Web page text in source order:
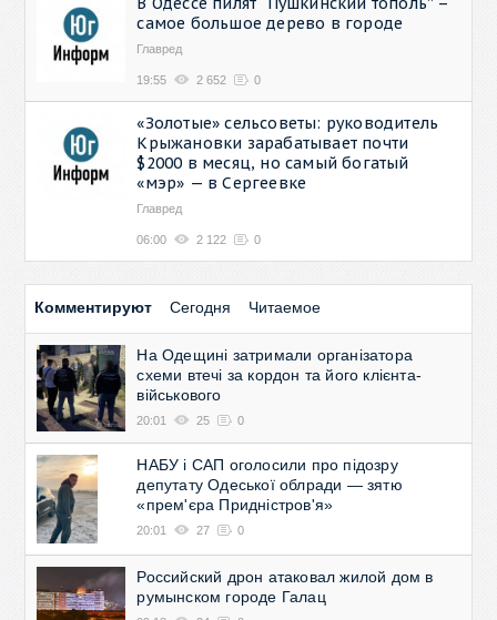
самое большое дерево в городе
Главред
19:55 2 652 0
«Золотые» сельсоветы: руководитель
Крыжановки зарабатывает почти
$2000 в месяц, но самый богатый
«мэр» — в Сергеевке
Главред
06:00 2 122 0
Комментируют Сегодня Читаемое
На Одещині затримали організатора
схеми втечі за кордон та його клієнта-
військового
20:01 25 0
НАБУ і САП оголосили про підозру
депутату Одеської облради — зятю
«прем'єра Придністров'я»
20:01 27 0
Российский дрон атаковал жилой дом в
румынском городе Галац